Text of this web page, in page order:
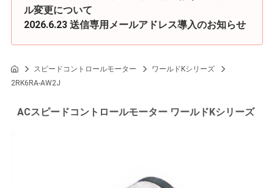
ル変更について
2026.6.23 送信専用メールアドレス導入のお知らせ
スピードコントロールモーター
ワールドKシリーズ
2RK6RA-AW2J
ACスピードコントロールモーター ワールドKシリーズ